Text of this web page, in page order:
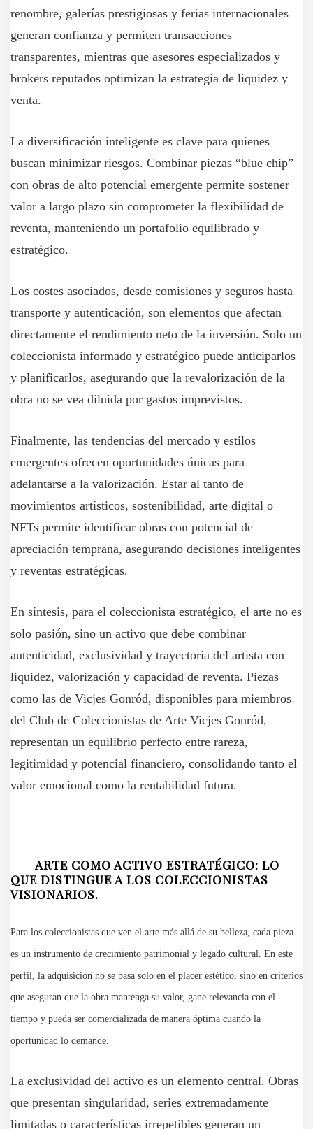
renombre, galerías prestigiosas y ferias internacionales
generan confianza y permiten transacciones
transparentes, mientras que asesores especializados y
brokers reputados optimizan la estrategia de liquidez y
venta.
La diversificación inteligente es clave para quienes
buscan minimizar riesgos. Combinar piezas “blue chip”
con obras de alto potencial emergente permite sostener
valor a largo plazo sin comprometer la flexibilidad de
reventa, manteniendo un portafolio equilibrado y
estratégico.
Los costes asociados, desde comisiones y seguros hasta
transporte y autenticación, son elementos que afectan
directamente el rendimiento neto de la inversión. Solo un
coleccionista informado y estratégico puede anticiparlos
y planificarlos, asegurando que la revalorización de la
obra no se vea diluida por gastos imprevistos.
Finalmente, las tendencias del mercado y estilos
emergentes ofrecen oportunidades únicas para
adelantarse a la valorización. Estar al tanto de
movimientos artísticos, sostenibilidad, arte digital o
NFTs permite identificar obras con potencial de
apreciación temprana, asegurando decisiones inteligentes
y reventas estratégicas.
En síntesis, para el coleccionista estratégico, el arte no es
solo pasión, sino un activo que debe combinar
autenticidad, exclusividad y trayectoria del artista con
liquidez, valorización y capacidad de reventa. Piezas
como las de Vicjes Gonród, disponibles para miembros
del Club de Coleccionistas de Arte Vicjes Gonród,
representan un equilibrio perfecto entre rareza,
legitimidad y potencial financiero, consolidando tanto el
valor emocional como la rentabilidad futura.
ARTE COMO ACTIVO ESTRATÉGICO: LO
QUE DISTINGUE A LOS COLECCIONISTAS
VISIONARIOS.
Para los coleccionistas que ven el arte más allá de su belleza, cada pieza
es un instrumento de crecimiento patrimonial y legado cultural. En este
perfil, la adquisición no se basa solo en el placer estético, sino en criterios
que aseguran que la obra mantenga su valor, gane relevancia con el
tiempo y pueda ser comercializada de manera óptima cuando la
oportunidad lo demande.
La exclusividad del activo es un elemento central. Obras
que presentan singularidad, series extremadamente
limitadas o características irrepetibles generan un